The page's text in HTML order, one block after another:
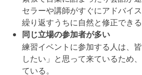
セラーや講師がすぐにアドバイス
繰り返すうちに自然と修正できる
同じ立場の参加者が多い
練習イベントに参加する人は、
したい」と思って来ているため
ている。